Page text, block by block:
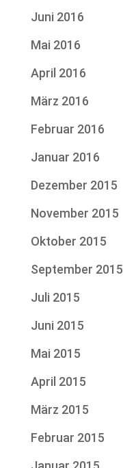
Juni 2016
Mai 2016
April 2016
März 2016
Februar 2016
Januar 2016
Dezember 2015
November 2015
Oktober 2015
September 2015
Juli 2015
Juni 2015
Mai 2015
April 2015
März 2015
Februar 2015